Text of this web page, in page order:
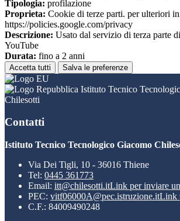
Tipologia: profilazione
Proprieta: Cookie di terze parti. per ulteriori
https://policies.google.com/privacy
Descrizione: Usato dal servizio di terza parte
YouTube
Durata: fino a 2 anni
Accetta tutti Salva le preferenze
Istituto Tecnico
Chilesotti
Contatti
Istituto Tecnico Tecnologico Giacomo
Via Dei Tigli, 10 - 36016 Thiene
Tel: 0445 361773
Email: itt@chilesotti.itLink per inviare
PEC: vitf06000A@pec.istruzione.itLink
C.F.: 84009490248